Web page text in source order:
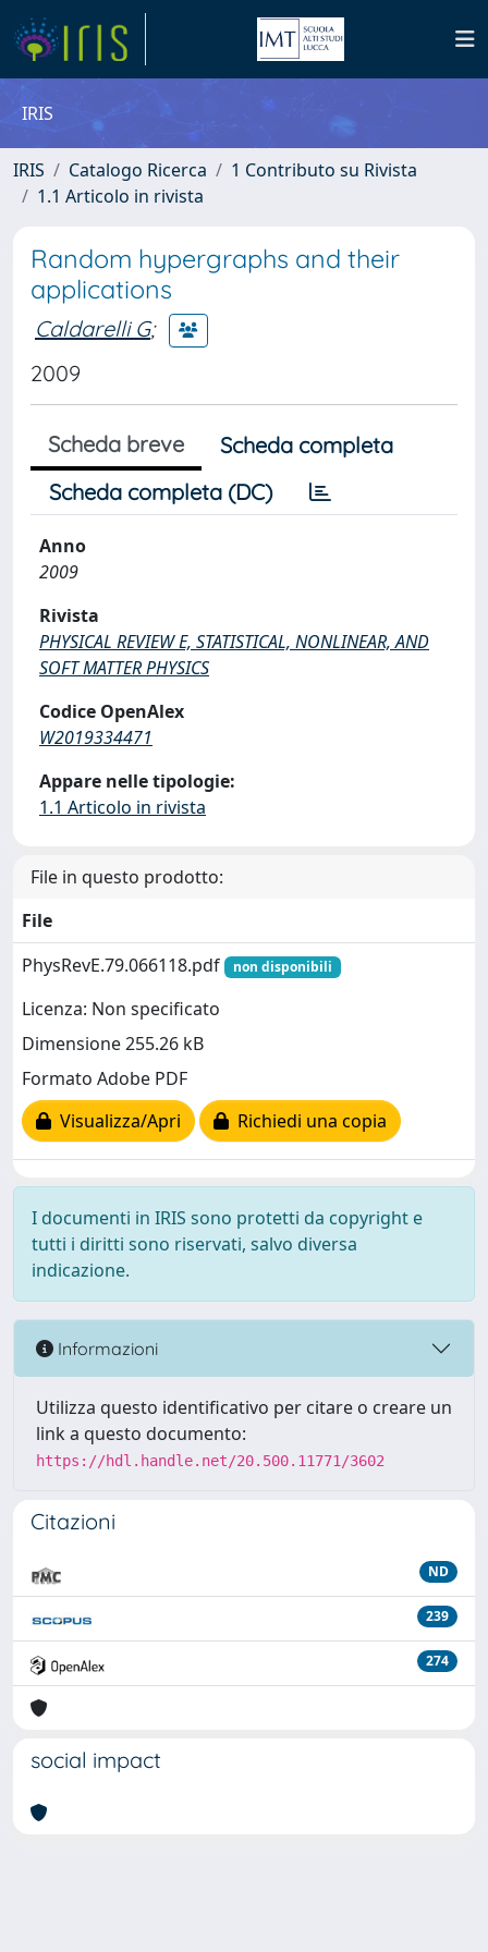
IRIS
IRIS Catalogo Ricerca
1 Contributo su Rivista
1.1 Articolo in rivista
Random hypergraphs and their
applications
Caldarelli G;
2009
Scheda breve
Scheda completa
Scheda completa (DC)
Anno
2009
Rivista
PHYSICAL REVIEW E, STATISTICAL, NONLINEAR, AND
SOFT MATTER PHYSICS
Codice OpenAlex
W2019334471
Appare nelle tipologie:
1.1 Articolo in rivista
File in questo prodotto:
File
PhysRevE.79.066118.pdf
non disponibili
Licenza: Non specificato
Dimensione 255.26 kB
Formato Adobe PDF
Visualizza/Apri
Richiedi una copia
I documenti in IRIS sono protetti da copyright e
tutti i diritti sono riservati, salvo diversa
indicazione.
Informazioni
Utilizza questo identificativo per citare o creare un
link a questo documento:
https://hdl.handle.net/20.500.11771/3602
Citazioni
ND
239
274
social impact